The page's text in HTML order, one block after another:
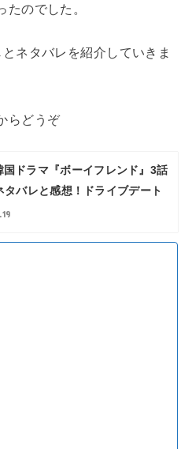
たのでした。
ネタバレを紹介していきま
らどうぞ
国ドラマ『ボーイフレンド』3話
タバレと感想！ドライブデート